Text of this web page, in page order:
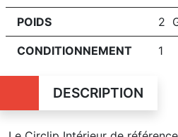
POIDS 2
CONDITIONNEMENT 1
DESCRIPTION